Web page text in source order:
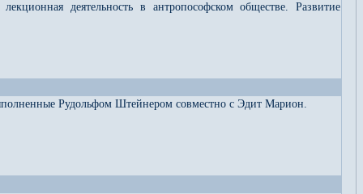
деятельность в антропософском обществе. Развитие
Рудольфом Штейнером совместно с Эдит Марион.